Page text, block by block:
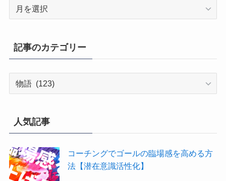
一
覧
記事のカテゴリー
テ
リ
ー
人気記事
コーチングでゴールの臨場感を高める方
法【潜在意識活性化】